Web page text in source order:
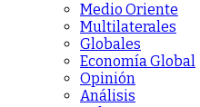
Medio Oriente
Multilaterales
Globales
Economía Global
Opinión
Análisis